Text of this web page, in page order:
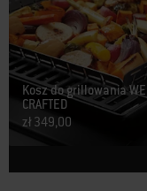
Kosz do grillowania
CRAFTED
zł 349,00